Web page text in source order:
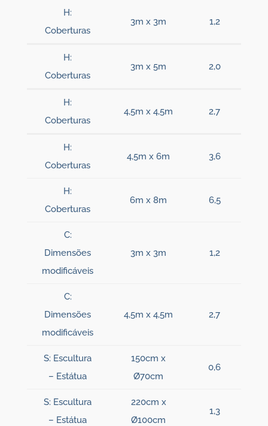
H:
Coberturas
3m x 3m 1,2
H:
Coberturas
3m x 5m 2,0
H:
Coberturas
4,5m x 4,5m 2,7
H:
Coberturas
4,5m x 6m 3,6
H:
Coberturas
6m x 8m 6,5
C:
Dimensões
modificáveis
3m x 3m 1,2
C:
Dimensões
modificáveis
4,5m x 4,5m 2,7
S: Escultura
– Estátua
150cm x
Ø70cm
0,6
S: Escultura
– Estátua
220cm x
Ø100cm
1,3